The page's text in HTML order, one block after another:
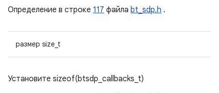
Определение в строке 117 файла bt_sdp.h .
размер size_t
Установите sizeof(btsdp_callbacks_t)